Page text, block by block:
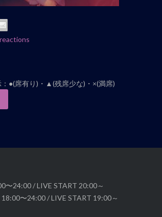
：●(席有り)・▲(残席少な)・×(満席)
〜24:00 / LIVE START 20:00～
〜24:00 / LIVE START 19:00～